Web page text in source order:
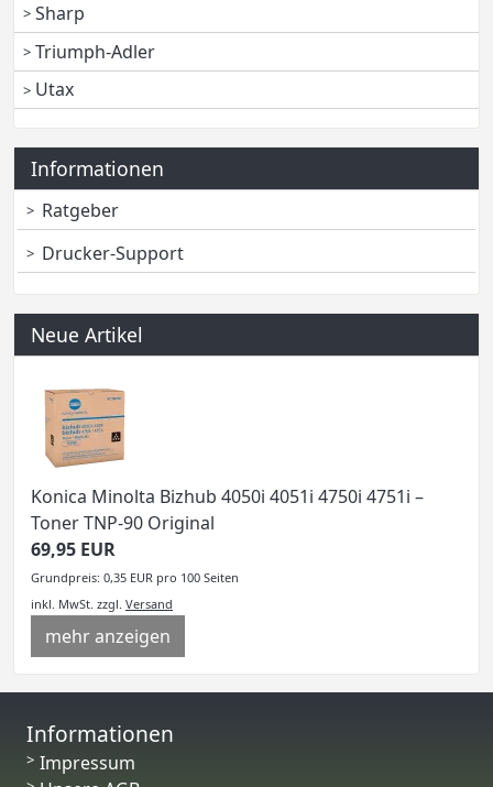
Sharp
Triumph-Adler
Utax
Informationen
Ratgeber
Drucker-Support
Neue Artikel
Konica Minolta Bizhub 4050i 4051i 4750i 4751i –
Toner TNP-90 Original
69,95 EUR
Grundpreis: 0,35 EUR pro 100 Seiten
inkl. MwSt. zzgl. Versand
mehr anzeigen
Informationen
Impressum